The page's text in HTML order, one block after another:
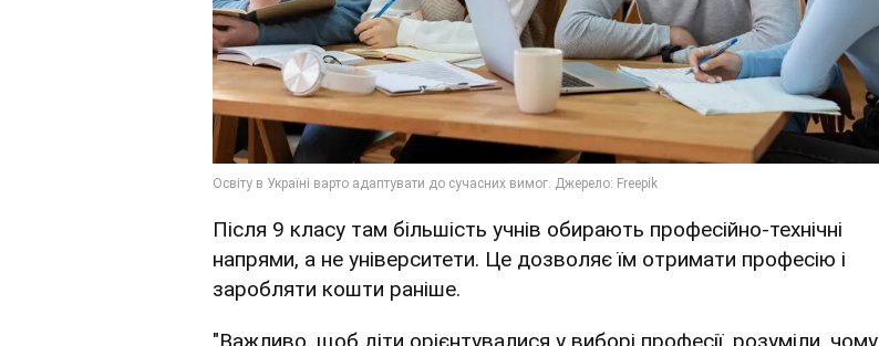
Після 9 класу там більшість учнів обирають професійно-технічні
напрями, а не університети. Це дозволяє їм отримати професію і
заробляти кошти раніше.